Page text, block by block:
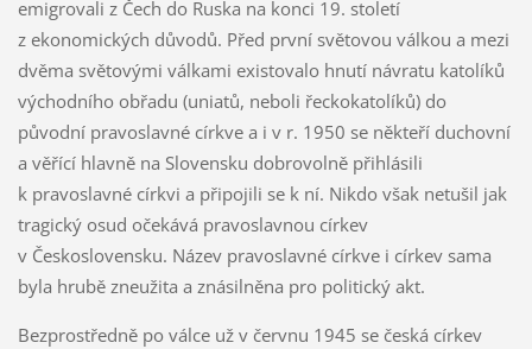
emigrovali z Čech do Ruska na konci 19. století
z ekonomických důvodů. Před první světovou válkou a mezi
dvěma světovými válkami existovalo hnutí návratu katolíků
východního obřadu (uniatů, neboli řeckokatolíků) do
původní pravoslavné církve a i v r. 1950 se někteří duchovní
a věřící hlavně na Slovensku dobrovolně přihlásili
k pravoslavné církvi a připojili se k ní. Nikdo však netušil jak
tragický osud očekává pravoslavnou církev
v Československu. Název pravoslavné církve i církev sama
byla hrubě zneužita a znásilněna pro politický akt.
Bezprostředně po válce už v červnu 1945 se česká církev